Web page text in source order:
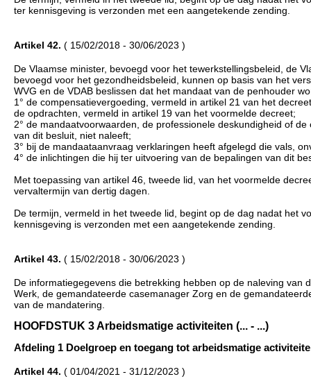
ter kennisgeving is verzonden met een aangetekende zending.
Artikel 42. ( 15/02/2018 - 30/06/2023 )
De Vlaamse minister, bevoegd voor het tewerkstellingsbeleid, de
bevoegd voor het gezondheidsbeleid, kunnen op basis van het
WVG en de VDAB beslissen dat het mandaat van de penhouder
1° de compensatievergoeding, vermeld in artikel 21 van het
de opdrachten, vermeld in artikel 19 van het voormelde decreet;
2° de mandaatvoorwaarden, de professionele deskundigheid of
van dit besluit, niet naleeft;
3° bij de mandaataanvraag verklaringen heeft afgelegd die vals,
4° de inlichtingen die hij ter uitvoering van de bepalingen van dit
Met toepassing van artikel 46, tweede lid, van het voormelde
vervaltermijn van dertig dagen.
De termijn, vermeld in het tweede lid, begint op de dag nadat het
kennisgeving is verzonden met een aangetekende zending.
Artikel 43. ( 15/02/2018 - 30/06/2023 )
De informatiegegevens die betrekking hebben op de naleving
Werk, de gemandateerde casemanager Zorg en de
van de mandatering.
HOOFDSTUK 3 Arbeidsmatige activiteiten (... - ...)
Afdeling 1 Doelgroep en toegang tot arbeidsmatige
Artikel 44. ( 01/04/2021 - 31/12/2023 )